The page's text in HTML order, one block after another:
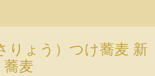
りょう）つけ蕎麦 新
蕎麦